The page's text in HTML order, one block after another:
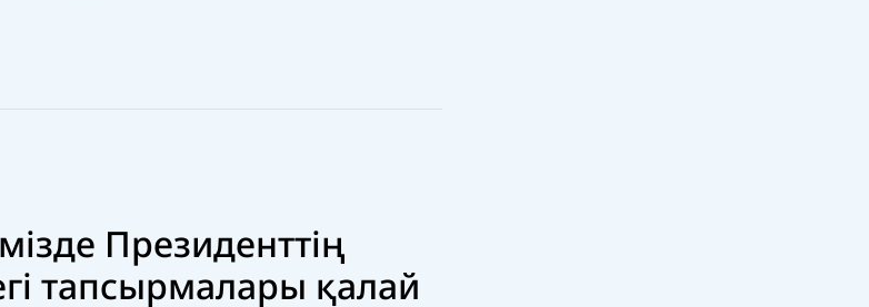
Президенттің
тапсырмалары қалай